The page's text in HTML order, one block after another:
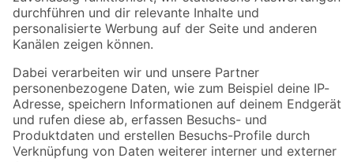
Folge uns
Zahlungsarten Versandarten